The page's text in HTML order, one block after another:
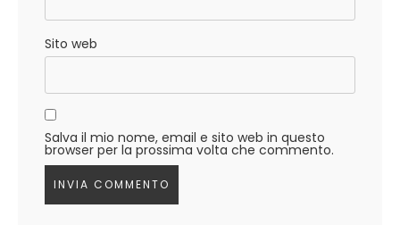
Sito web
Salva il mio nome, email e sito web in questo
browser per la prossima volta che commento.